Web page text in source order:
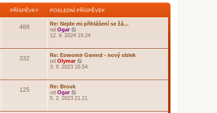
PŘÍSPĚVKY POSLEDNÍ PŘÍSPĚVEK
489
Re: Nejde mi přihlášení se žá…
od Ogar
o
a
z
i
t
o
e
n
12. 9. 2024 19.24
332
Re: Eowomir Gwend - nový oblek
od Olymar
o
i
t
3. 9. 2023 15.54
125
Re: Brouk
od Ogar
o
5. 2. 2023 21.21